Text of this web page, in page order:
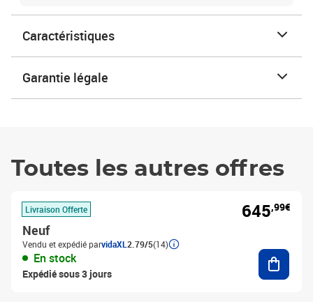
Caractéristiques
Garantie légale
Toutes les autres offres
Livraison Offerte
Neuf
Vendu et expédié parvidaXL 2.79/5(14)
En stock
Expédié sous 3 jours
645,99€